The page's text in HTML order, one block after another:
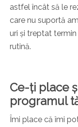
astfel încât să le
care nu suportă
uri și treptat
rutină.
Ce-ți place
programul
Îmi place că îmi